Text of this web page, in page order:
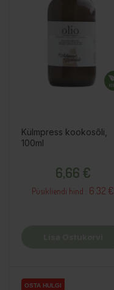
Külmpress kookosõli,
100ml
6,66 €
Püsikliendi hind : 6.32 €
OSTA HULGI
OSTA HULGI